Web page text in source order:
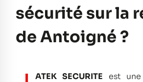
sécurité sur la
de Antoigné ?
ATEK SECURITE est